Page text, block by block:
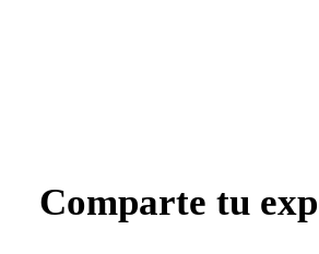
Comparte tu